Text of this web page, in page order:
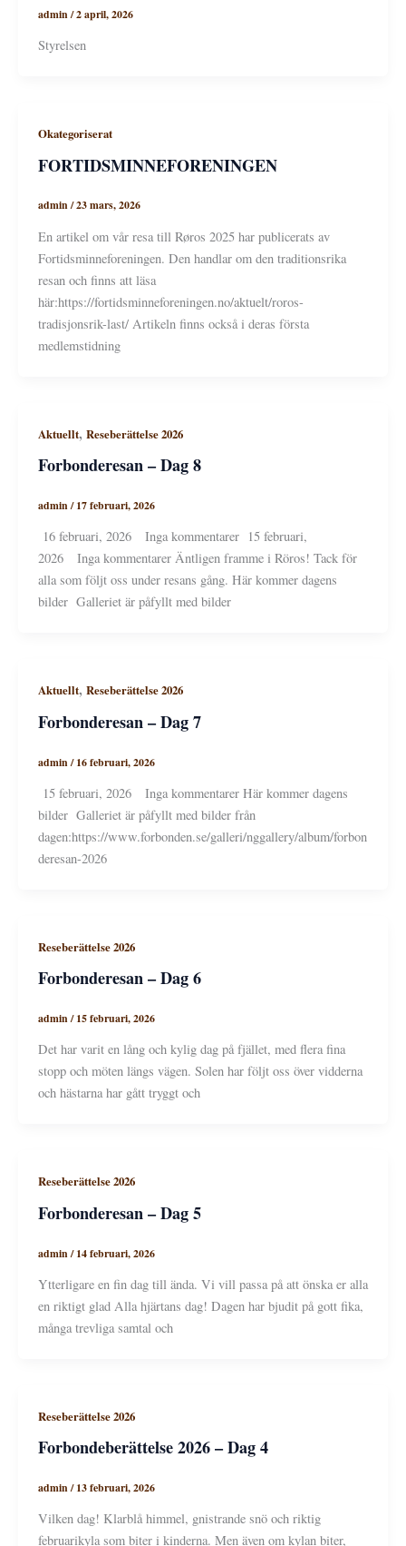
admin/2 april, 2026
Styrelsen
Okategoriserat
FORTIDSMINNEFORENINGEN
admin/23 mars, 2026
En artikel om vår resa till Røros 2025 har publicerats av
Fortidsminneforeningen. Den handlar om den traditionsrika
resan och finns att läsa
här:https://fortidsminneforeningen.no/aktuelt/roros-
tradisjonsrik-last/ Artikeln finns också i deras första
medlemstidning
Aktuellt, Reseberättelse 2026
Forbonderesan – Dag 8
admin/17 februari, 2026
16 februari, 2026 Inga kommentarer 15 februari,
2026 Inga kommentarer Äntligen framme i Röros! Tack för
alla som följt oss under resans gång. Här kommer dagens
bilder Galleriet är påfyllt med bilder
Aktuellt, Reseberättelse 2026
Forbonderesan – Dag 7
admin/16 februari, 2026
15 februari, 2026 Inga kommentarer Här kommer dagens
bilder Galleriet är påfyllt med bilder från
dagen:https://www.forbonden.se/galleri/nggallery/album/forbon
deresan-2026
Reseberättelse 2026
Forbonderesan – Dag 6
admin/15 februari, 2026
Det har varit en lång och kylig dag på fjället, med flera fina
stopp och möten längs vägen. Solen har följt oss över vidderna
och hästarna har gått tryggt och
Reseberättelse 2026
Forbonderesan – Dag 5
admin/14 februari, 2026
Ytterligare en fin dag till ända. Vi vill passa på att önska er alla
en riktigt glad Alla hjärtans dag! Dagen har bjudit på gott fika,
många trevliga samtal och
Reseberättelse 2026
Forbondeberättelse 2026 – Dag 4
admin/13 februari, 2026
Vilken dag! Klarblå himmel, gnistrande snö och riktig
februarikyla som biter i kinderna. Men även om kylan biter,